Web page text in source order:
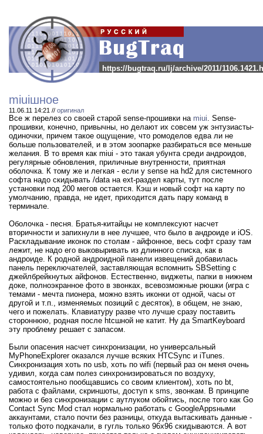
https://bugtraq.ru/lj/archive/2011/
miuiшное
11.06.11 14:21 // оригинал
Все ж перелез со своей старой sense-прошивки на miui. Sense-
прошивки, конечно, привычны, но делают их совсем уж энтузиасты-
одиночки, причем такое ощущение, что ромоделов едва ли не
больше пользователей, и в этом зоопарке разбираться все меньше
желания. В то время как miui - это такая убунта среди андроидов,
регулярные обновления, приличные внутренности, приятная
оболочка. К тому же и легкая - если у sense на hd2 для системного
софта надо скидывать /data на ext-раздел карты, тут после
установки под 200 мегов остается. Кэш и новый софт на карту по
умолчанию, правда, не идет, приходится дать пару команд в
терминале.
Оболочка - песня. Братья-китайцы не комплексуют насчет
вторичности и запихнули в нее лучшее, что было в андроиде и iOS.
Раскладывание иконок по столам - айфонное, весь софт сразу там
лежит, не надо его выковыривать из длинного списка, как в
андроиде. К родной андроидной панели извещений добавилась
панель переключателей, заставляющая вспомнить SBSetting с
джейлбрейкнутых айфонов. Естественно, виджеты, папки в нижнем
доке, полноэкранное фото в звонках, всевозможные рюшки (игра с
темами - мечта пионера, можно взять иконки от одной, часы от
другой и т.п., изменяемых позиций с десяток), в общем, не знаю,
чего и пожелать. Клавиатуру разве что лучше сразу поставить
стороннюю, родная после htcшной не катит. Ну да SmartKeyboard
эту проблему решает с запасом.
Были опасения насчет синхронизации, но универсальный
MyPhoneExplorer оказался лучше всяких HTCSync и iTunes.
Синхронизация хоть по usb, хоть по wifi (первый раз он меня очень
удивил, когда сам полез синхронизироваться по воздуху,
самостоятельно пообщавшись со своим клиентом), хоть по bt,
работа с файлами, скриншоты, доступ к sms, звонкам. В принципе
можно и без синхронизации с аутлуком обойтись, после того как Go
Contact Sync Mod стал нормально работать с GoogleAppsными
аккаунтами, стало почти без разницы, откуда вытаскивать данные -
только фото подкачали, в гугль только 96х96 скидываются. А вот